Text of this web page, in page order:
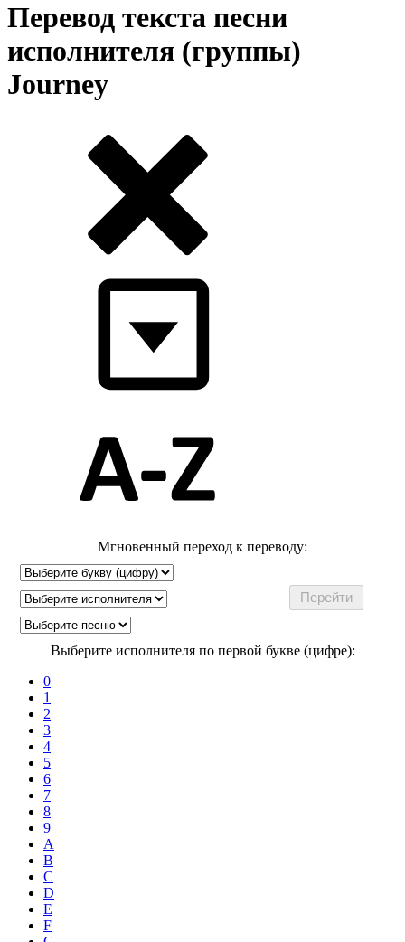
Перевод текста песни
исполнителя (группы)
Journey
Мгновенный переход к переводу:
Выберите исполнителя по первой букве (цифре):
0
1
2
3
4
5
6
7
8
9
A
B
C
D
E
F